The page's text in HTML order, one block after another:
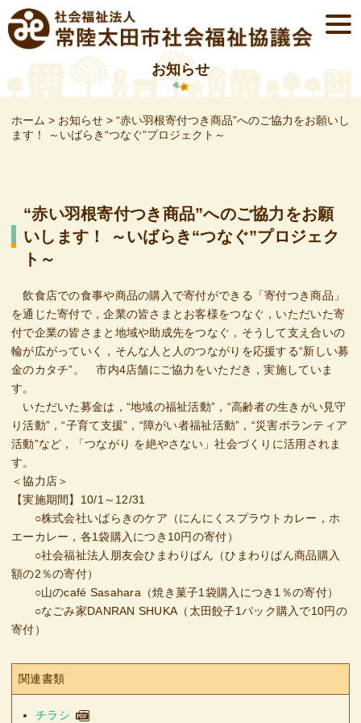
Skip
to
content
お知らせ
ホーム > お知らせ > “赤い羽根寄付つき商品”へのご協力をお願いし
ます！ ～いばらき“つなぐ”プロジェクト～
“赤い羽根寄付つき商品”へのご協力をお願
いします！ ～いばらき“つなぐ”プロジェク
ト～
飲食店での食事や商品の購入で寄付ができる「寄付つき商品」
を通じた寄付で，企業の皆さまとお客様をつなぐ，いただいた寄
付で企業の皆さまと地域や助成先をつなぐ，そうして支え合いの
輪が広がっていく，そんな人と人のつながりを応援する“新しい募
金のカタチ”。 市内4店舗にご協力をいただき，実施していま
す。
いただいた募金は，“地域の福祉活動”，“高齢者の生きがい見守
り活動”，“子育て支援”，“障がい者福祉活動”，“災害ボランティア
活動”など，「つながり を絶やさない」社会づくりに活用されま
す。
＜協力店＞
【実施期間】10/1～12/31
○株式会社いばらきのケア（にんにくスプラウトカレー，ホ
エーカレー，各1袋購入につき10円の寄付）
○社会福祉法人朋友会ひまわりぱん（ひまわりぱん商品購入
額の2％の寄付）
○山のcafé Sasahara（焼き菓子1袋購入につき1％の寄付）
○なごみ家DANRAN SHUKA（太田餃子1パック購入で10円の
寄付）
関連書類
チラシ